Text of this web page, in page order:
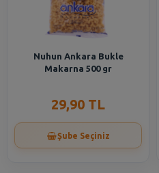
Nuhun Ankara Bukle
Makarna 500 gr
29,90 TL
Şube Seçiniz